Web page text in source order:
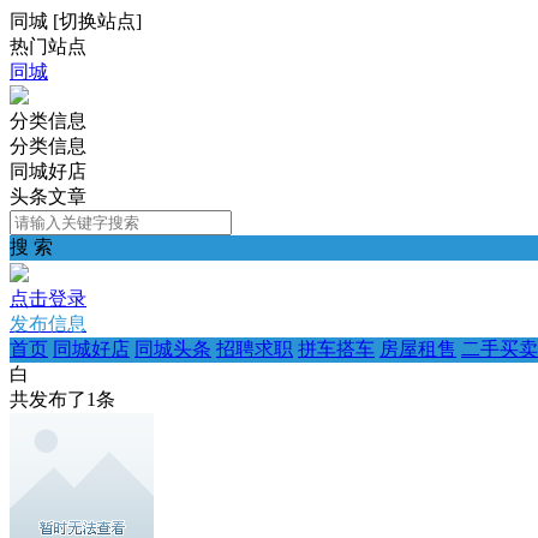
同城 [切换站点]
热门站点
同城
分类信息
分类信息
同城好店
头条文章
搜 索
点击登录
发布信息
首页 同城好店 同城头条 招聘求职 拼车搭车 房屋租售 二手买卖
白
共发布了1条